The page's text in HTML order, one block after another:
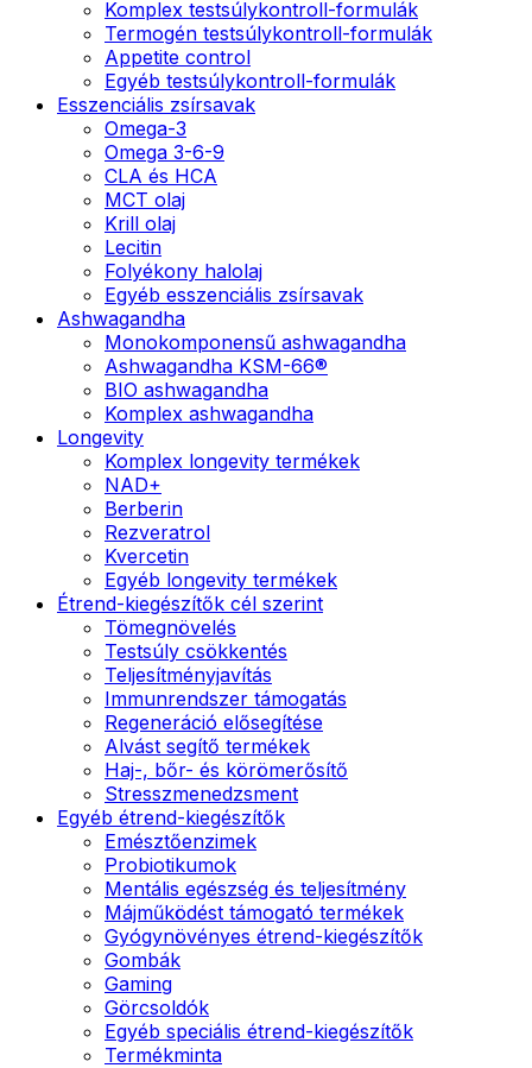
Komplex testsúlykontroll-formulák
Termogén testsúlykontroll-formulák
Appetite control
Egyéb testsúlykontroll-formulák
Esszenciális zsírsavak
Omega-3
Omega 3-6-9
CLA és HCA
MCT olaj
Krill olaj
Lecitin
Folyékony halolaj
Egyéb esszenciális zsírsavak
Ashwagandha
Monokomponensű ashwagandha
Ashwagandha KSM-66®
BIO ashwagandha
Komplex ashwagandha
Longevity
Komplex longevity termékek
NAD+
Berberin
Rezveratrol
Kvercetin
Egyéb longevity termékek
Étrend-kiegészítők cél szerint
Tömegnövelés
Testsúly csökkentés
Teljesítményjavítás
Immunrendszer támogatás
Regeneráció elősegítése
Alvást segítő termékek
Haj-, bőr- és körömerősítő
Stresszmenedzsment
Egyéb étrend-kiegészítők
Emésztőenzimek
Probiotikumok
Mentális egészség és teljesítmény
Májműködést támogató termékek
Gyógynövényes étrend-kiegészítők
Gombák
Gaming
Görcsoldók
Egyéb speciális étrend-kiegészítők
Termékminta